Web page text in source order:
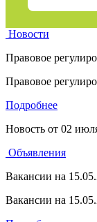
Новости
Правовое
Правовое
Подробнее
Новость от 02
Объявления
Вакансии на
Вакансии на